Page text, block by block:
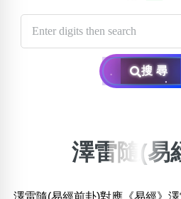
搜尋
澤雷隨(易